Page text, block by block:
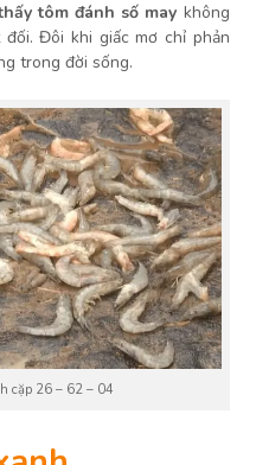
tôm đánh số may không
Đôi khi giấc mơ chỉ phản
trong đời sống.
cặp 26 – 62 – 04